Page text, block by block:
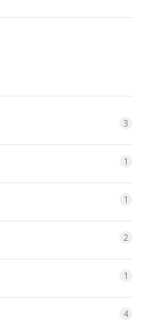
3
1
1
2
1
4